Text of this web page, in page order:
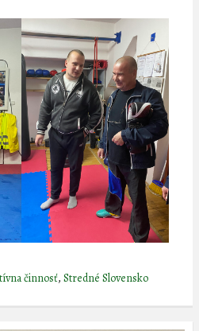
činnosť, Stredné Slovensko